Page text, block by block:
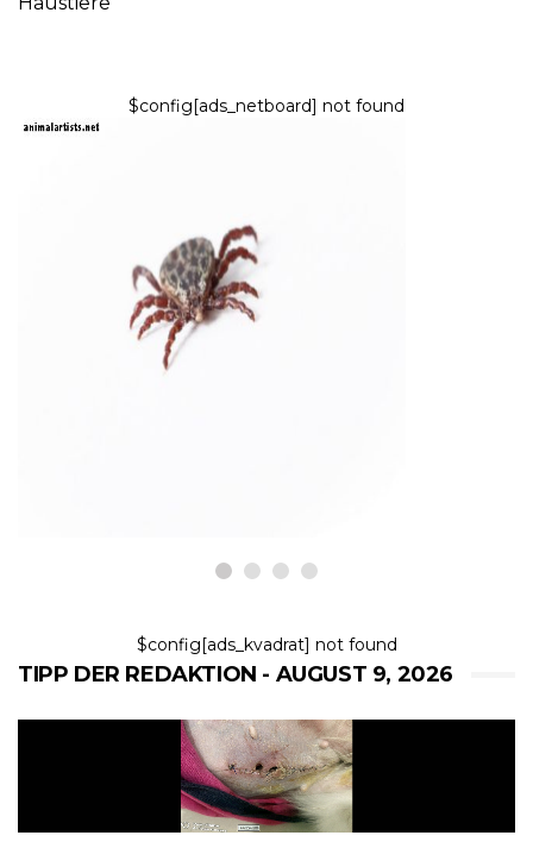
$config[ads_netboard] not found
$config[ads_kvadrat] not found
TIPP DER REDAKTION - AUGUST 9, 2026